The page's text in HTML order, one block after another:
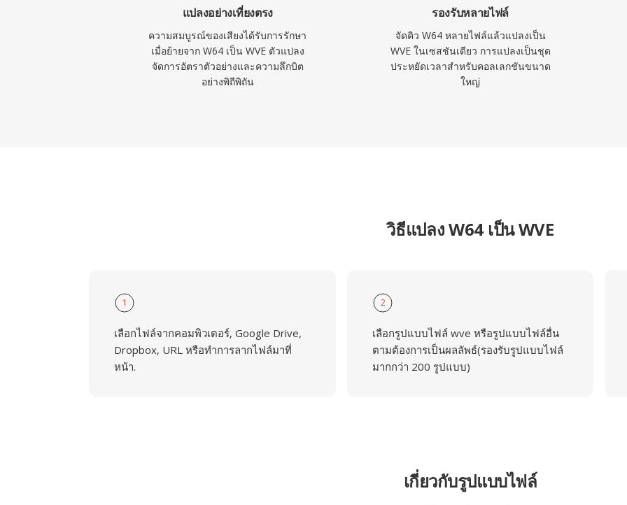
แปลงอย่างเที่ยงตรง
ความสมบูรณ์ของเสียงได้รับการรักษา
เมื่อย้ายจาก W64 เป็น WVE ตัวแปลง
จัดการอัตราตัวอย่างและความลึกบิต
อย่างพิถีพิถัน
รองรับหลายไฟล์
จัดคิว W64 หลายไฟล์แล้วแปลงเป็น
WVE ในเซสชันเดียว การแปลงเป็นชุด
ประหยัดเวลาสำหรับคอลเลกชันขนาด
ใหญ่
วิธีแปลง W64 เป็น WVE
1
เลือกไฟล์จากคอมพิวเตอร์, Google Drive,
Dropbox, URL หรือทำการลากไฟล์มาที่
หน้า.
2
เลือกรูปแบบไฟล์ wve หรือรูปแบบไฟล์อื่น
ตามต้องการเป็นผลลัพธ์(รองรับรูปแบบไฟล์
มากกว่า 200 รูปแบบ)
เกี่ยวกับรูปแบบไฟล์